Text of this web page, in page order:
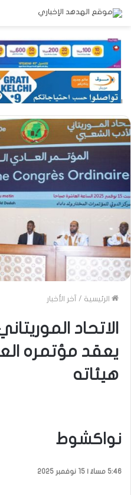
الرئيسية / آخر الأخبار
الاتحاد
يعقد مؤتمره
هيئاته
نواكشوط
5:46 مساءً | 15 نوفمبر 2025